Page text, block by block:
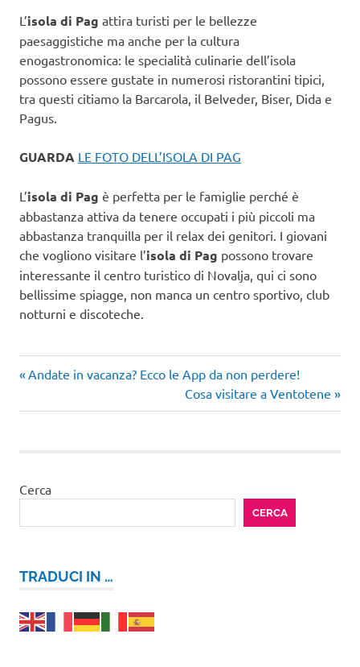
L’isola di Pag attira turisti per le bellezze
paesaggistiche ma anche per la cultura
enogastronomica: le specialità culinarie dell’isola
possono essere gustate in numerosi ristorantini tipici,
tra questi citiamo la Barcarola, il Belveder, Biser, Dida e
Pagus.
GUARDA LE FOTO DELL’ISOLA DI PAG
L’isola di Pag è perfetta per le famiglie perché è
abbastanza attiva da tenere occupati i più piccoli ma
abbastanza tranquilla per il relax dei genitori. I giovani
che vogliono visitare l’isola di Pag possono trovare
interessante il centro turistico di Novalja, qui ci sono
bellissime spiagge, non manca un centro sportivo, club
notturni e discoteche.
Navigazione
articoli
Articolo
Andate in vacanza? Ecco le App da non perdere!
Articolo
successivo:
Cosa visitare a Ventotene
Cerca
CERCA
TRADUCI IN …